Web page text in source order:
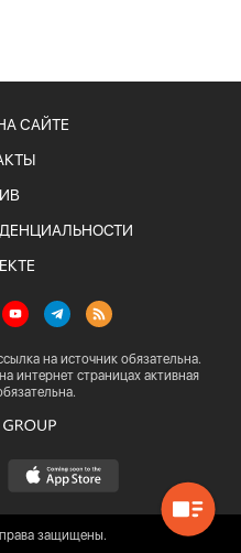
САЙТЕ
на источник обязательна.
интернет страницах активная
защищены.